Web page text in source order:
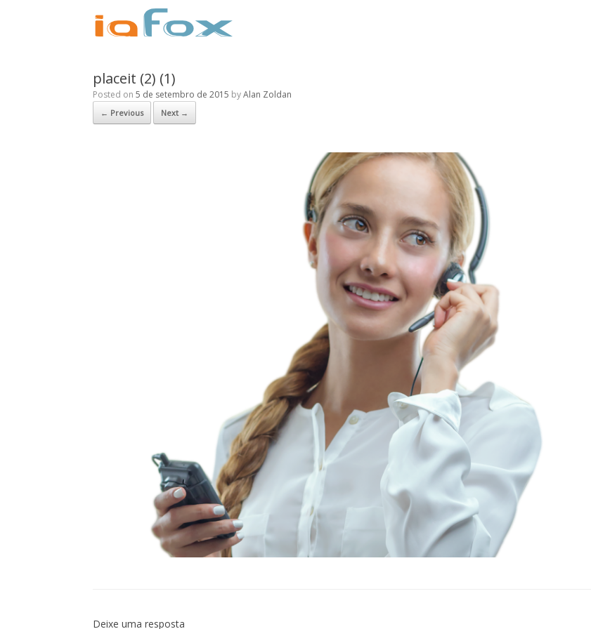
placeit (2) (1)
Posted on 5 de setembro de 2015 byAlan Zoldan
← Previous Next →
Deixe uma resposta